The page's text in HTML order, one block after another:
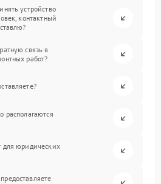
устройство
контактный
связь в
работ?
располагаются
для юридических